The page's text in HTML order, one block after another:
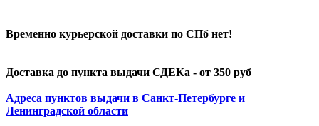
Временно курьерской доставки по СПб нет!
Доставка до пункта выдачи СДЕКа - от 350 руб
Адреса пунктов выдачи в Санкт-Петербурге и
Ленинградской области